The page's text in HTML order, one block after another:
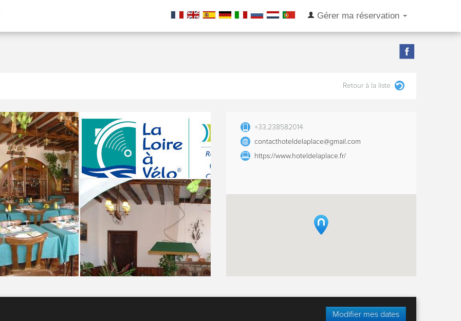
Gérer ma réservation
Retour à la liste
+33.238582014
contacthoteldelaplace@gmail.com
https://www.hoteldelaplace.fr/
Modifier mes dates